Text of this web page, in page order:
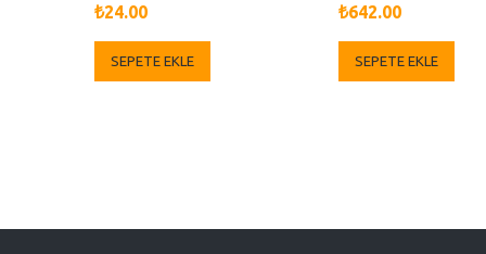
₺24.00
SEPETE EKLE
₺642.00
SEPETE EKLE